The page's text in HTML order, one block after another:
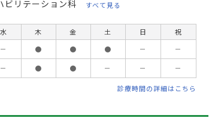
ビリテーション科 すべて見る
水 木 金 土 日
祝
－ ● ● ● －
－
－ ● ● － － －
診療時間の詳細はこちら